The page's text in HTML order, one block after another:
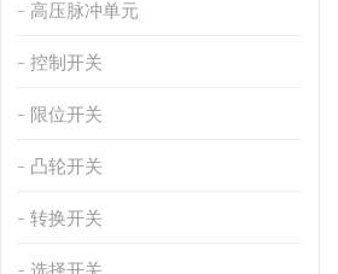
高压脉冲单元
控制开关
限位开关
凸轮开关
转换开关